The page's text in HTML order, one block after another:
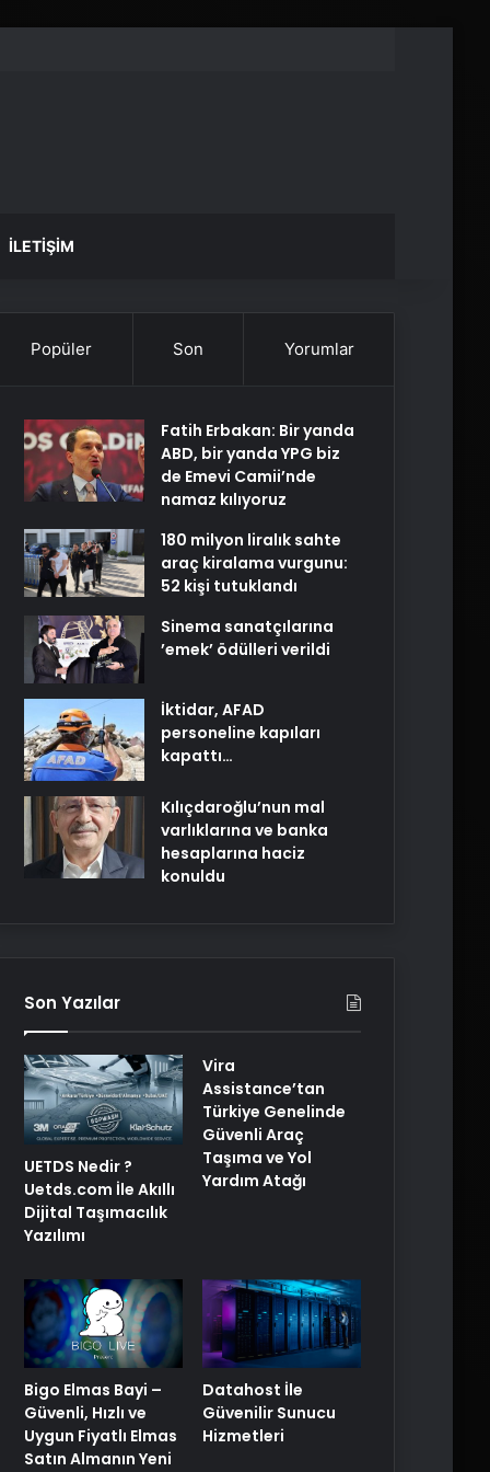
İLETIŞIM
Popüler Son Yorumlar
Fatih Erbakan: Bir yanda
ABD, bir yanda YPG biz
de Emevi Camii’nde
namaz kılıyoruz
180 milyon liralık sahte
araç kiralama vurgunu:
52 kişi tutuklandı
Sinema sanatçılarına
’emek’ ödülleri verildi
İktidar, AFAD
personeline kapıları
kapattı…
Kılıçdaroğlu’nun mal
varlıklarına ve banka
hesaplarına haciz
konuldu
Son Yazılar
UETDS Nedir ?
Uetds.com İle Akıllı
Dijital Taşımacılık
Yazılımı
Vira
Assistance’tan
Türkiye Genelinde
Güvenli Araç
Taşıma ve Yol
Yardım Atağı
Bigo Elmas Bayi –
Güvenli, Hızlı ve
Uygun Fiyatlı Elmas
Satın Almanın Yeni
Datahost İle
Güvenilir Sunucu
Hizmetleri